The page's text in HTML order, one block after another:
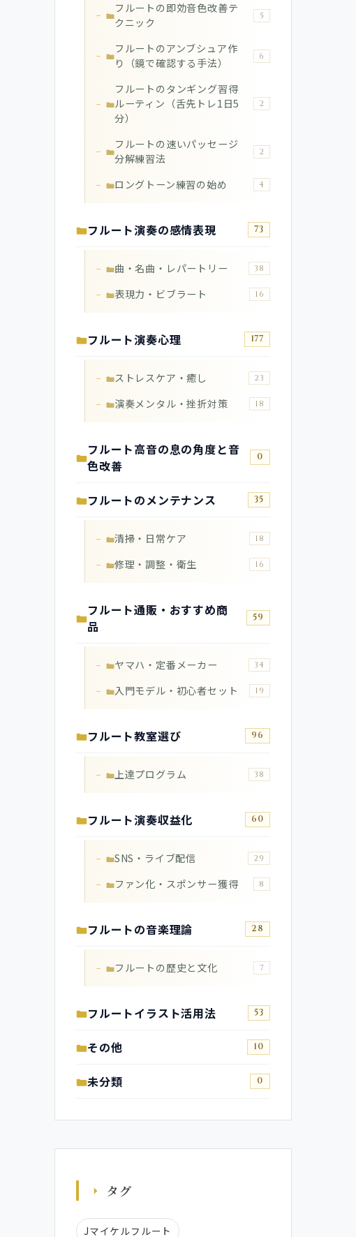
フルートの即効音色改善テ
クニック
5
フルートのアンブシュア作
り（鏡で確認する手法）
6
フルートのタンギング習得
ルーティン（舌先トレ1日5
分）
2
フルートの速いパッセージ
分解練習法
2
ロングトーン練習の始め 4
フルート演奏の感情表現 73
曲・名曲・レパートリー 38
表現力・ビブラート 16
フルート演奏心理 177
ストレスケア・癒し 23
演奏メンタル・挫折対策 18
フルート高音の息の角度と音
色改善
0
フルートのメンテナンス 35
清掃・日常ケア 18
修理・調整・衛生 16
フルート通販・おすすめ商
品
59
ヤマハ・定番メーカー 34
入門モデル・初心者セット 19
フルート教室選び 96
上達プログラム 38
フルート演奏収益化 60
SNS・ライブ配信 29
ファン化・スポンサー獲得 8
フルートの音楽理論 28
フルートの歴史と文化 7
フルートイラスト活用法 53
その他 10
未分類 0
タグ
Jマイケルフルート